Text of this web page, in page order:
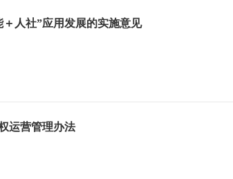
人社”应用发展的实施意见
运营管理办法